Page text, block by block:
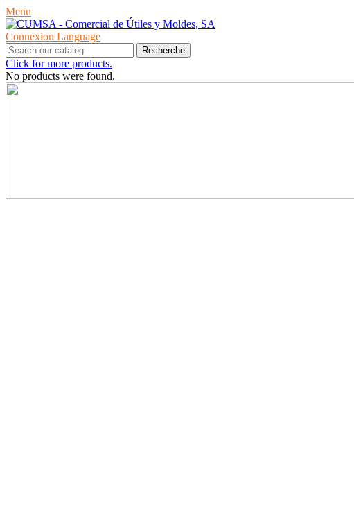
Menu
Connexion Language
Recherche
Click for more products.
No products were found.